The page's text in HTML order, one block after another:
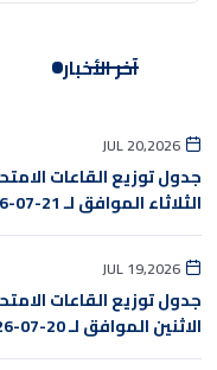
آخر الأخبار
JUL 20,2026
جدول توزيع القاعات
الثلاثاء الموافق لـ 21-07-2026
JUL 19,2026
جدول توزيع القاعات
الاثنين الموافق لـ 20-07-2026